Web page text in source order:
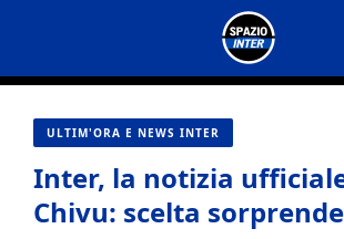
contenuto
ULTIM'ORA E NEWS INTER
Inter, la notizia
Chivu: scelta